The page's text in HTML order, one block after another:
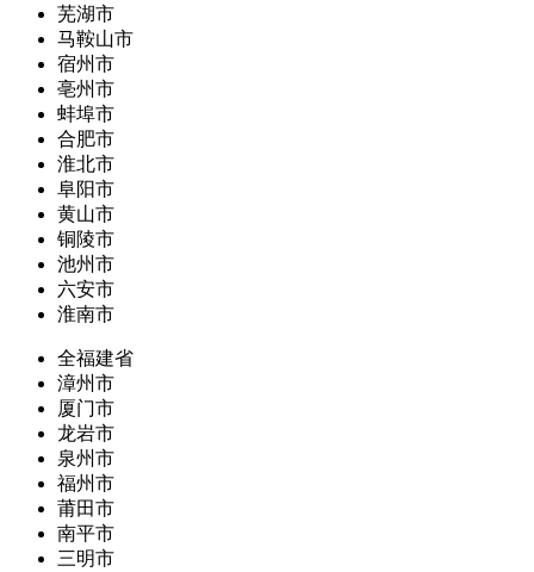
芜湖市
马鞍山市
宿州市
亳州市
蚌埠市
合肥市
淮北市
阜阳市
黄山市
铜陵市
池州市
六安市
淮南市
全福建省
漳州市
厦门市
龙岩市
泉州市
福州市
莆田市
南平市
三明市